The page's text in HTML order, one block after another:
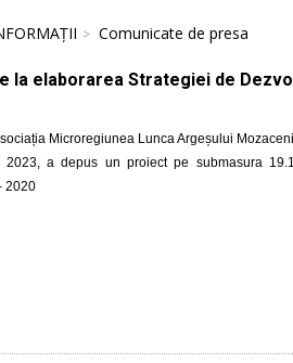
Comunicate de presa
elaborarea Strategiei de
Microregiunea Lunca Argeșului
2023, a depus un proiect pe submasura
2020